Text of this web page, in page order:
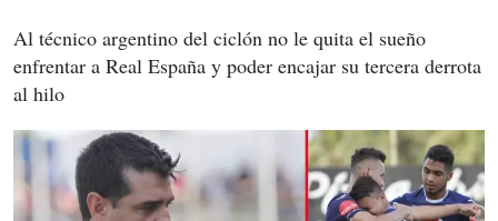
Al técnico argentino del ciclón no le quita el sueño
enfrentar a Real España y poder encajar su tercera derrota
al hilo